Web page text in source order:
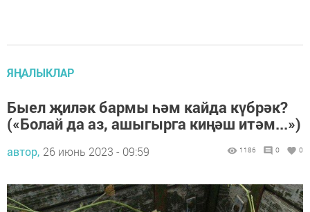
ЯҢАЛЫКЛАР
Быел җиләк бармы һәм кайда күбрәк?
(«Болай да аз, ашыгырга киңәш итәм...»)
автор, 26 июнь 2023 - 09:59 1186 0 0